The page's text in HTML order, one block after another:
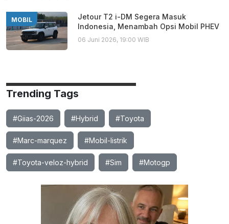
MOBIL
Jetour T2 i-DM Segera Masuk
Indonesia, Menambah Opsi Mobil PHEV
06 Juni 2026, 19:00 WIB
Trending Tags
#Giias-2026 #Hybrid #Toyota
#Marc-marquez #Mobil-listrik
#Toyota-veloz-hybrid #Sim #Motogp